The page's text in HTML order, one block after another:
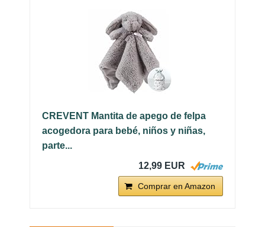
CREVENT Mantita de apego de felpa
acogedora para bebé, niños y niñas,
parte...
12,99 EUR
Comprar en Amazon